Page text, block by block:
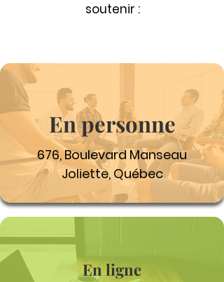
soutenir :
En personne
676, Boulevard Manseau
Joliette, Québec
En ligne